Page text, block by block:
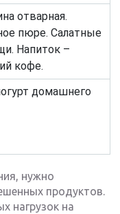
отварная.
пюре. Салатные
Напиток –
кофе.
домашнего
нужно
продуктов.
нагрузок на